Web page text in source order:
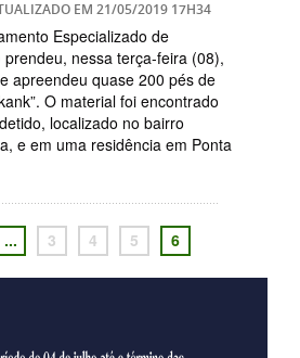
EM 21/05/2019 17H34
Especializado de
nessa terça-feira (08),
apreendeu quase 200 pés de
O material foi encontrado
localizado no bairro
e em uma residência em Ponta
... 3 4 5 6